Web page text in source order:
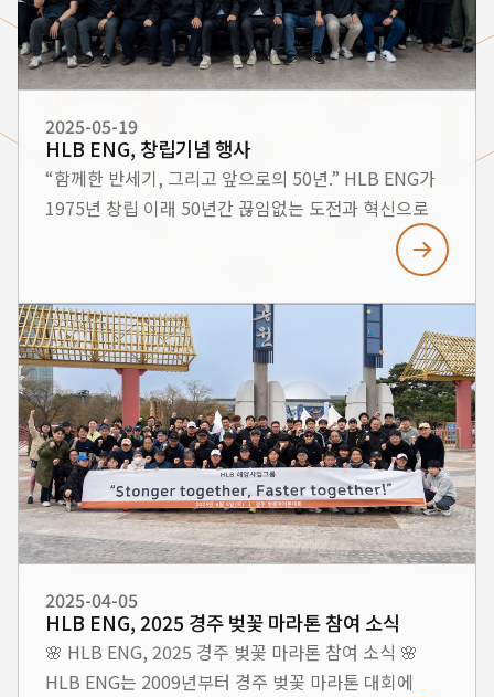
대해선박기술 ■ 주요 전시 내용 1. 무인수상정(USV,
Unmanned Surface Vehicle) HLB이엔지
기술연구소가 개발 중인 F-F 프로젝트 기반
무인수상정은 AI 기반 자율항법, 복합소재 선체 구조,
자동 임무 수행 시스템 등을 탑재한 차세대 해양 무인
플랫폼입니다. 2. HDPE 신소재 선박 기술 친환경성과
고강도를 동시에 갖춘 고밀도폴리에틸렌(HDPE) 기반
고속단정 등의 실제 납품 사례를 함께 전시하였습니다.
3. 자동화 선체 제작 공정 3D 설계 → CNC 가공 → 로봇
조립으로 이어지는 선체 자동 제작 시스템을 통해
정밀하고 대량 생산이 가능한 선체 제조 기술도 영상
자료와 함께 소개되었습니다. ■ 전시품 구조대 구조정
실물 10M 고속단정 실물 HDPE 선체 모형
HLB이엔지는 앞으로도 지속적인 기술 개발과 혁신을
통해 해양 방위 및 친환경 선박 분야의 미래를
이끌어가겠습니다.
2025-05-19
HLB ENG, 창립기념 행사
“함께한 반세기, 그리고 앞으로의 50년.” HLB ENG가
1975년 창립 이래 50년간 끊임없는 도전과 혁신으로
달려왔습니다. 지난 반세기 동안 HLB ENG의 성장을
가능하게 해주신 모든 분들께 깊이 감사드립니다. 이번
50주년 기념 행사는 HLB ENG의 지난 발자취를
되돌아보고, 다가올 50년을 위한 새로운 도약을
다짐하는 뜻깊은 자리였습니다. 앞으로도 HLB ENG는
미래를 향한 끊임없는 도전으로 더 나은 내일을
만들어갈 것을 약속드립니다.
2025-04-05
HLB ENG, 2025 경주 벚꽃 마라톤 참여 소식
🌸 HLB ENG, 2025 경주 벚꽃 마라톤 참여 소식 🌸
HLB ENG는 2009년부터 경주 벚꽃 마라톤 대회에